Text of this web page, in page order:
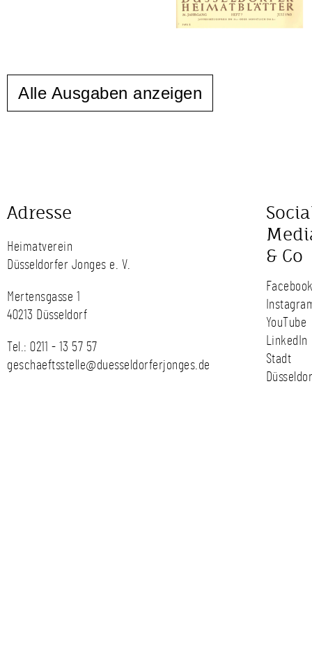
Alle Ausgaben anzeigen
Adresse
Heimatverein
Düsseldorfer Jonges e. V.
Mertensgasse 1
40213 Düsseldorf
Tel.: 0211 - 13 57 57
geschaeftsstelle@duesseldorferjonges.de
& Co
YouTube
LinkedIn
Stadt